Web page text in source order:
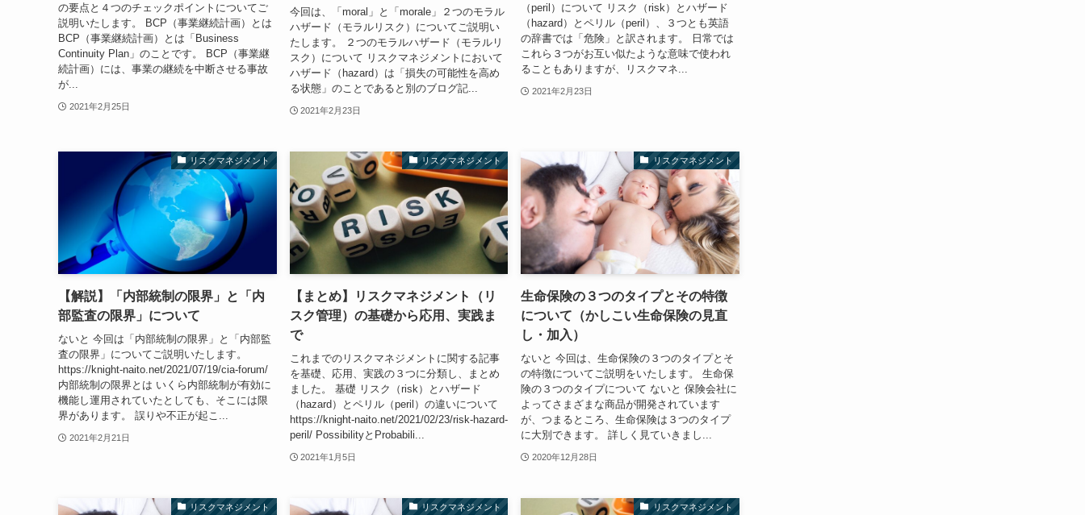
の要点と４つのチェックポイントについてご
説明いたします。 BCP（事業継続計画）とは
BCP（事業継続計画）とは「Business
Continuity Plan」のことです。 BCP（事業継
続計画）には、事業の継続を中断させる事故
が...
2021年2月25日
今回は、「moral」と「morale」２つのモラル
ハザード（モラルリスク）についてご説明い
たします。 ２つのモラルハザード（モラルリ
スク）について リスクマネジメントにおいて
ハザード（hazard）は「損失の可能性を高め
る状態」のことであると別のブログ記...
2021年2月23日
（peril）について リスク（risk）とハザード
（hazard）とペリル（peril）、３つとも英語
の辞書では「危険」と訳されます。 日常では
これら３つがお互い似たような意味で使われ
ることもありますが、リスクマネ...
2021年2月23日
リスクマネジメント
【解説】「内部統制の限界」と「内
部監査の限界」について
ないと 今回は「内部統制の限界」と「内部監
査の限界」についてご説明いたします。
https://knight-naito.net/2021/07/19/cia-forum/
内部統制の限界とは いくら内部統制が有効に
機能し運用されていたとしても、そこには限
界があります。 誤りや不正が起こ...
2021年2月21日
リスクマネジメント
【まとめ】リスクマネジメント（リ
スク管理）の基礎から応用、実践ま
で
これまでのリスクマネジメントに関する記事
を基礎、応用、実践の３つに分類し、まとめ
ました。 基礎 リスク（risk）とハザード
（hazard）とペリル（peril）の違いについて
https://knight-naito.net/2021/02/23/risk-hazard-
peril/ PossibilityとProbabili...
2021年1月5日
リスクマネジメント
生命保険の３つのタイプとその特徴
について（かしこい生命保険の見直
し・加入）
ないと 今回は、生命保険の３つのタイプとそ
の特徴についてご説明をいたします。 生命保
険の３つのタイプについて ないと 保険会社に
よってさまざまな商品が開発されています
が、つまるところ、生命保険は３つのタイプ
に大別できます。 詳しく見ていきまし...
2020年12月28日
リスクマネジメント リスクマネジメント リスクマネジメント